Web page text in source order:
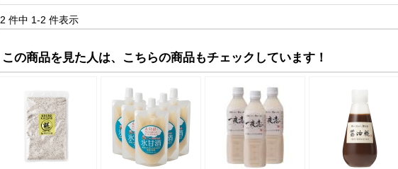
2 件中 1-2 件表示
この商品を見た人は、こちらの商品もチェックしています！